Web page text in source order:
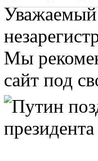
Уважаемый
Мы
сайт под